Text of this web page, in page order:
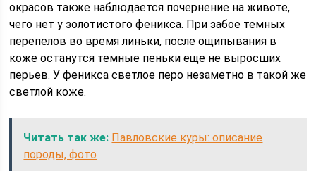
окрасов также наблюдается почернение на животе,
чего нет у золотистого феникса. При забое темных
перепелов во время линьки, после ощипывания в
коже останутся темные пеньки еще не выросших
перьев. У феникса светлое перо незаметно в такой же
светлой коже.
Читать так же: Павловские куры: описание
породы, фото